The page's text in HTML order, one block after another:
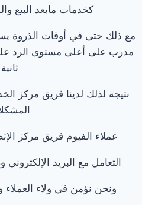
كخدمات مابعد البيع
مع ذلك حتى في أوقات الذروة
ثانية
نتيجة لذلك لدينا فريق مركز
عملاء الفيوم فريق مركز
التعامل مع البريد
ونحن نؤمن في ولاء العملاء